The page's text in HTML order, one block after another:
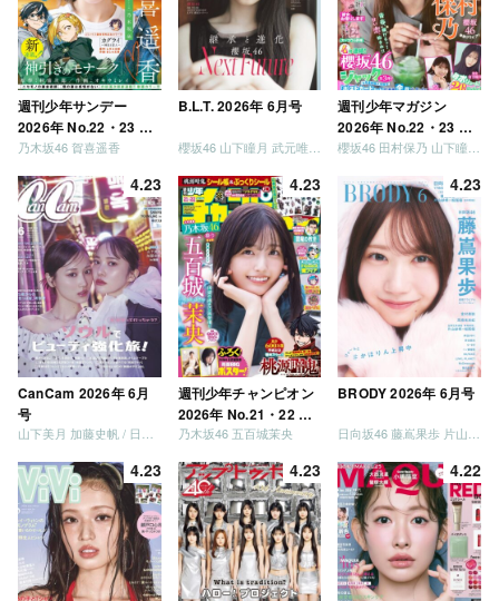
週刊少年サンデー
2026年 No.22・23 合
併号
乃木坂46 賀喜遥香
B.L.T. 2026年 6月号
櫻坂46 山下瞳月 武元唯衣 / 乃木坂46 海邉朱莉
週刊少年マガジン
2026年 No.22・23 合
併号
4.23
CanCam 2026年 6月
号
山下美月 加藤史帆 / 日向坂46 大野愛実
4.23
週刊少年チャンピオン
2026年 No.21・22 合
併号
乃木坂46 五百城茉央
4.23
BRODY 2026年 6月号
日向坂46 藤嶌果歩 片山紗希 松尾桜 金村美玖 髙橋未来虹
4.23 4.23 4.22